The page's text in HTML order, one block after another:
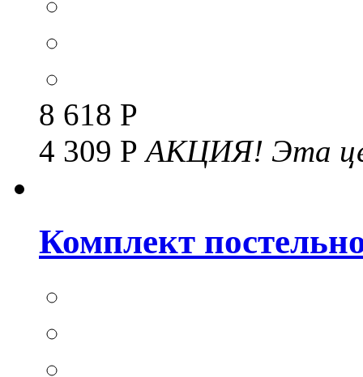
8 618 Р
4 309 РАКЦИЯ! Эта
Комплект